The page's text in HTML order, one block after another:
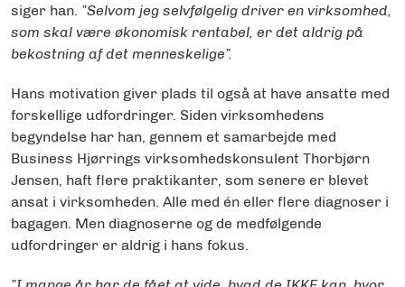
siger han. ”Selvom jeg selvfølgelig driver en virksomhed,
som skal være økonomisk rentabel, er det aldrig på
bekostning af det menneskelige”.
Hans motivation giver plads til også at have ansatte med
forskellige udfordringer. Siden virksomhedens
begyndelse har han, gennem et samarbejde med
Business Hjørrings virksomhedskonsulent Thorbjørn
Jensen, haft flere praktikanter, som senere er blevet
ansat i virksomheden. Alle med én eller flere diagnoser i
bagagen. Men diagnoserne og de medfølgende
udfordringer er aldrig i hans fokus.